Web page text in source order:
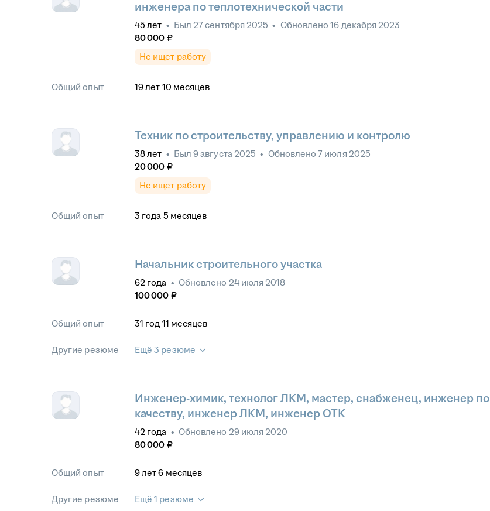
инженера по теплотехнической части
45 лет • Был 27 сентября 2025 • Обновлено16 декабря 2023
80 000 ₽
Не ищет работу
Общий опыт 19лет 10 месяцев
Техник по строительству, управлению и контролю
38лет • Был 9 августа 2025 • Обновлено7 июля 2025
20 000 ₽
Не ищет работу
Общий опыт 3 года 5 месяцев
Начальник строительного участка
62 года • Обновлено 24 июля 2018
100 000 ₽
Общий опыт 31 год 11 месяцев
Другие резюме Ещё 3 резюме
Инженер-химик, технолог ЛКМ, мастер, снабженец, инженер по
качеству, инженер ЛКМ, инженер ОТК
42 года • Обновлено 29 июля 2020
80 000 ₽
Общий опыт 9лет 6 месяцев
Другие резюме Ещё 1 резюме